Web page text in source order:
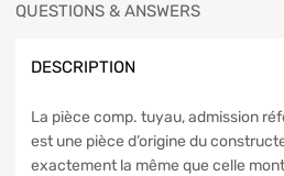
QUESTIONS & ANSWERS
DESCRIPTION
La pièce comp. tuyau, admission
est une pièce d’origine du
exactement la même que celle